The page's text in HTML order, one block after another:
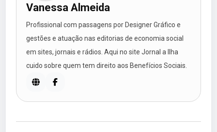
Vanessa Almeida
Profissional com passagens por Designer Gráfico e
gestões e atuação nas editorias de economia social
em sites, jornais e rádios. Aqui no site Jornal a Ilha
cuido sobre quem tem direito aos Benefícios Sociais.